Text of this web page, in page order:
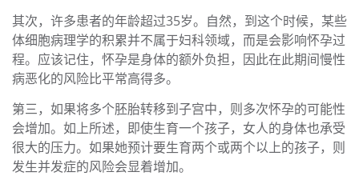
其次，许多患者的年龄超过35岁。自然，到这个时候，某些
体细胞病理学的积累并不属于妇科领域，而是会影响怀孕过
程。应该记住，怀孕是身体的额外负担，因此在此期间慢性
病恶化的风险比平常高得多。
第三，如果将多个胚胎转移到子宫中，则多次怀孕的可能性
会增加。如上所述，即使生育一个孩子，女人的身体也承受
很大的压力。如果她预计要生育两个或两个以上的孩子，则
发生并发症的风险会显着增加。